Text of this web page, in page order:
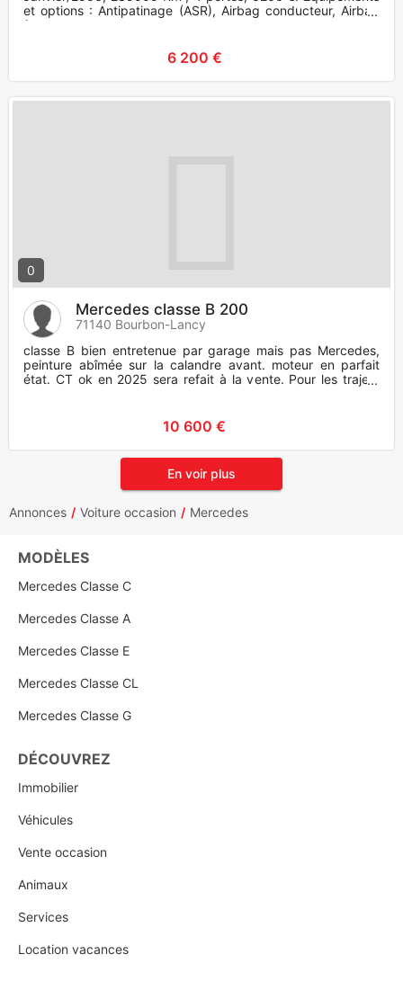
et options : Antipatinage (ASR), Airbag conducteur, Airbag
fronta
6 200 €
0
Mercedes classe B 200
71140 Bourbon-Lancy
classe B bien entretenue par garage mais pas Mercedes,
peinture abîmée sur la calandre avant. moteur en parfait
état. CT ok en 2025 sera refait à la vente. Pour les trajets
10 600 €
En voir plus
Annonces Voiture occasion Mercedes
MODÈLES
Mercedes Classe C
Mercedes Classe A
Mercedes Classe E
Mercedes Classe CL
Mercedes Classe G
DÉCOUVREZ
Immobilier
Véhicules
Vente occasion
Animaux
Services
Location vacances